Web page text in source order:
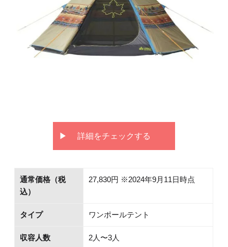
詳細をチェックする
通常価格（税
込）
27,830円 ※2024年9月11日時点
タイプ ワンポールテント
収容人数 2人〜3人